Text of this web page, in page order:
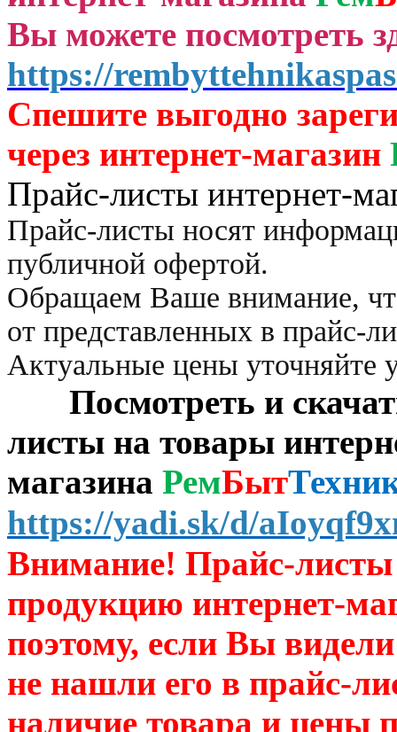
Вы можете посмотреть
https://
Спешите выгодно зар
через интернет-магазин
Прайс-листы интернет-
Прайс-листы носят
публичной офертой.
Обращаем Ваше внимание,
от представленных в прайс-
Актуальные цены уточняйте
Посмотреть и
листы на товары
магазина РемБыт
https://yadi.sk/d/
Внимание! Прайс-листы
продукцию интернет-
поэтому, если Вы
не нашли его в прайс-
наличие товара и цены